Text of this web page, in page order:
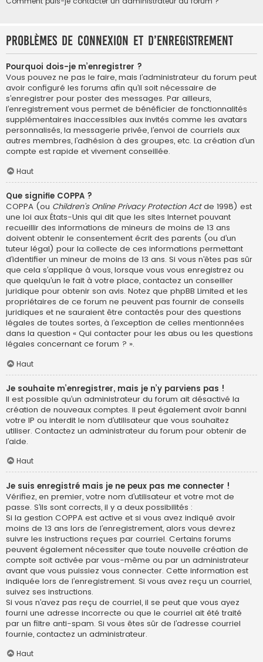
Problèmes de connexion et d’enregistrement
Pourquoi dois-je m’enregistrer ?
Vous pouvez ne pas le faire, mais l’administrateur du forum peut
avoir configuré les forums afin qu’il soit nécessaire de
s’enregistrer pour poster des messages. Par ailleurs,
l’enregistrement vous permet de bénéficier de fonctionnalités
supplémentaires inaccessibles aux invités comme les avatars
personnalisés, la messagerie privée, l’envoi de courriels aux
autres membres, l’adhésion à des groupes, etc. La création d’un
compte est rapide et vivement conseillée.
Haut
Que signifie COPPA ?
COPPA (ou Children’s Online Privacy Protection Actde 1998) est
une loi aux États-Unis qui dit que les sites Internet pouvant
recueillir des informations de mineurs de moins de 13 ans
doivent obtenir le consentement écrit des parents (ou d’un
tuteur légal) pour la collecte de ces informations permettant
d’identifier un mineur de moins de 13 ans. Si vous n’êtes pas sûr
que cela s’applique à vous, lorsque vous vous enregistrez ou
que quelqu’un le fait à votre place, contactez un conseiller
juridique pour obtenir son avis. Notez que phpBB Limited et les
propriétaires de ce forum ne peuvent pas fournir de conseils
juridiques et ne sauraient être contactés pour des questions
légales de toutes sortes, à l’exception de celles mentionnées
dans la question « Qui contacter pour les abus ou les questions
légales concernant ce forum ? ».
Haut
Je souhaite m’enregistrer, mais je n’y parviens pas !
Il est possible qu’un administrateur du forum ait désactivé la
création de nouveaux comptes. Il peut également avoir banni
votre IP ou interdit le nom d’utilisateur que vous souhaitez
utiliser. Contactez un administrateur du forum pour obtenir de
l’aide.
Haut
Je suis enregistré mais je ne peux pas me connecter !
Vérifiez, en premier, votre nom d’utilisateur et votre mot de
passe. S’ils sont corrects, il y a deux possibilités :
Si la gestion COPPA est active et si vous avez indiqué avoir
moins de 13 ans lors de l’enregistrement, alors vous devrez
suivre les instructions reçues par courriel. Certains forums
peuvent également nécessiter que toute nouvelle création de
compte soit activée par vous-même ou par un administrateur
avant que vous puissiez vous connecter. Cette information est
indiquée lors de l’enregistrement. Si vous avez reçu un courriel,
suivez ses instructions.
Si vous n’avez pas reçu de courriel, il se peut que vous ayez
fourni une adresse incorrecte ou que le courriel ait été traité
par un filtre anti-spam. Si vous êtes sûr de l’adresse courriel
fournie, contactez un administrateur.
Haut